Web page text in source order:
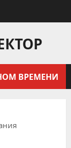
ВРЕМЕНИ